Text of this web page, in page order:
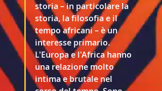
storia – in particolare la
storia, la filosofia e il
tempo africani – è un
interesse primario.
L'Europa e l'Africa hanno
una relazione molto
intima e brutale nel